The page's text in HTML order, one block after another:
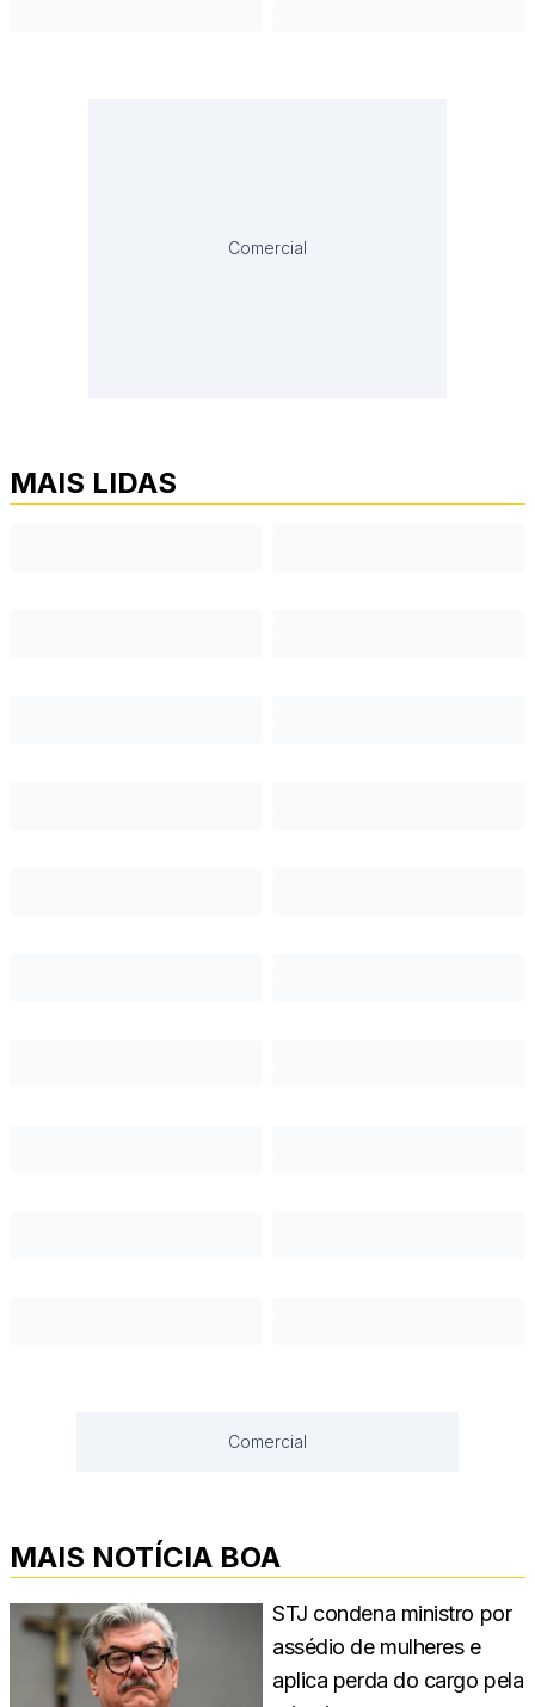
Comercial
MAIS LIDAS
Comercial
MAIS NOTÍCIA BOA
STJ condena ministro por
assédio de mulheres e
aplica perda do cargo pela